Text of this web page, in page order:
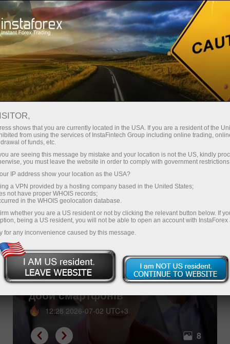
Трейдерам Форекс аналитика Фотоновини
Коли один у полі воїн – кумири
доби смартфонів
12:28 2026-07-02 UTC+3
8
shows that you are currently located in the USA. If you are a resident of the
from using the services of InstaFintech Group including online trading,
of funds, etc.
are seeing this message by mistake and your location is not the US, kindly
you must leave the website in order to comply with government
IP address show your location as the USA?
a VPN provided by a hosting company based in the United States;
not have proper WHOIS records;
in the WHOIS geolocation database.
whether you are a US resident or not by clicking the relevant button below. If
being a US resident, you will not be able to open an account with InstaForex
for any inconvenience caused by this message.